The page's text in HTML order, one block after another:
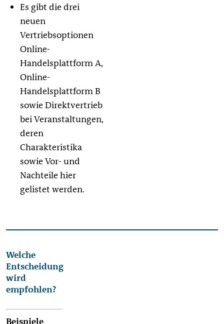
Es gibt die drei
neuen
Vertriebsoptionen
Online-
Handelsplattform A,
Online-
Handelsplattform B
sowie Direktvertrieb
bei Veranstaltungen,
deren
Charakteristika
sowie Vor- und
Nachteile hier
gelistet werden.
Welche
Entscheidung
wird
empfohlen?